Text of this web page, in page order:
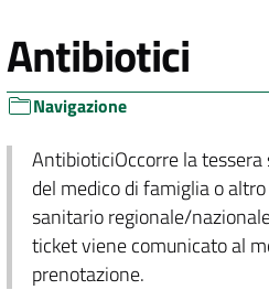
Antibiotici
Navigazione
AntibioticiOccorre la
del medico di famiglia o
sanitario regionale/
ticket viene comunicato al
prenotazione.